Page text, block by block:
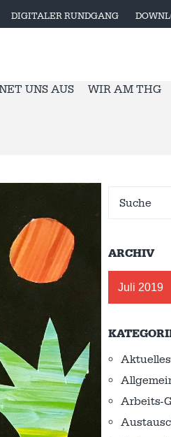
DIGITALER RUNDGANG
UNS AUS WIR AM THG
ARCHIV
Aktuelles
Arbeits-